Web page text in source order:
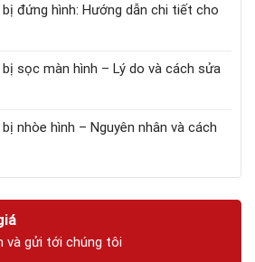
bị đứng hình: Hướng dẫn chi tiết cho
sọc màn hình – Lý do và cách sửa
nhòe hình – Nguyên nhân và cách
và gửi tới chúng tôi